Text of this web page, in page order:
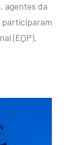
agentes da
participaram
(EQP).